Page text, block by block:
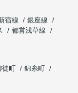
宿線
銀座線
都営浅草線
徒町
錦糸町